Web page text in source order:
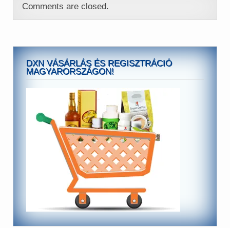
Comments are closed.
DXN VÁSÁRLÁS ÉS REGISZTRÁCIÓ
MAGYARORSZÁGON!